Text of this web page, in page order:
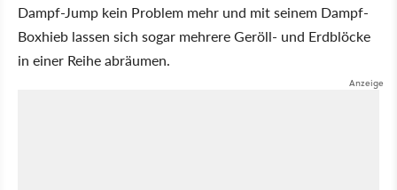
Dampf-Jump kein Problem mehr und mit seinem Dampf-
Boxhieb lassen sich sogar mehrere Geröll- und Erdblöcke
in einer Reihe abräumen.